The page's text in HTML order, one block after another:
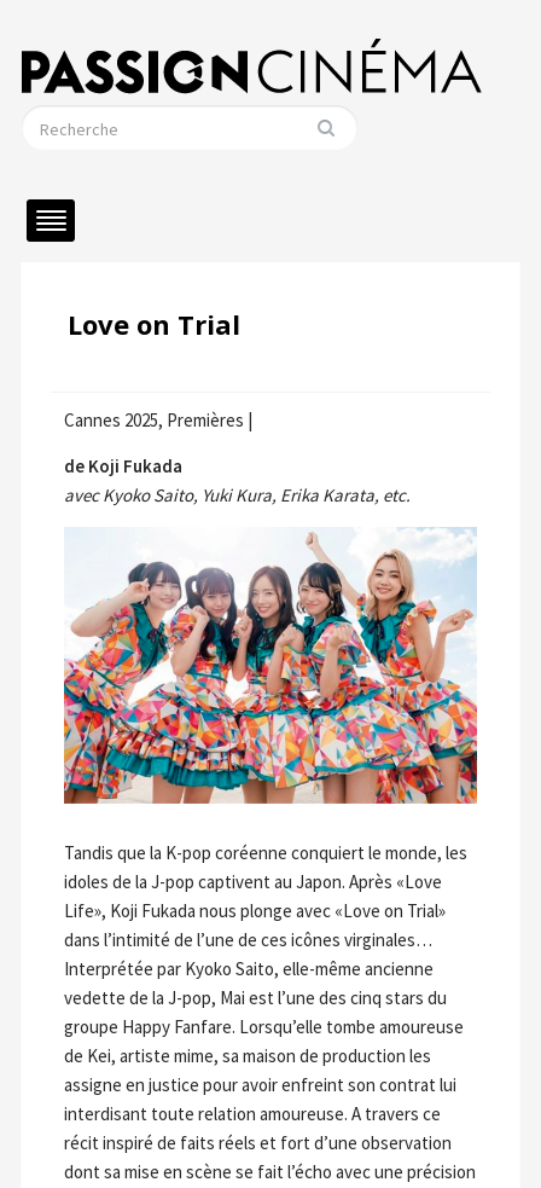
Love on Trial
Cannes 2025, Premières |
de Koji Fukada
avec Kyoko Saito, Yuki Kura, Erika Karata, etc.
Tandis que la K-pop coréenne conquiert le monde, les
idoles de la J-pop captivent au Japon. Après «Love
Life», Koji Fukada nous plonge avec «Love on Trial»
dans l’intimité de l’une de ces icônes virginales…
Interprétée par Kyoko Saito, elle-même ancienne
vedette de la J-pop, Mai est l’une des cinq stars du
groupe Happy Fanfare. Lorsqu’elle tombe amoureuse
de Kei, artiste mime, sa maison de production les
assigne en justice pour avoir enfreint son contrat lui
interdisant toute relation amoureuse. A travers ce
récit inspiré de faits réels et fort d’une observation
dont sa mise en scène se fait l’écho avec une précision